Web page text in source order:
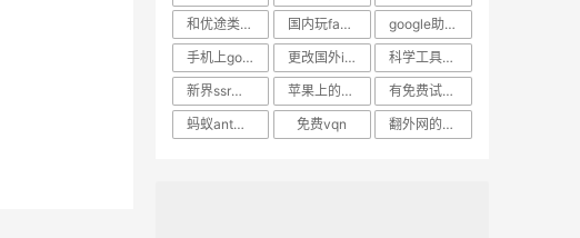
和优途类似的加速器
国内玩facebook加速软件
google助手手机版下载
手机上google的方法
更改国外ip软件
科学工具加速器老王
新界ssr的新官网
苹果上的免费梯子
有免费试用的shadowsock
蚂蚁ant加速器安卓下载
免费vqn 翻外网的路由器